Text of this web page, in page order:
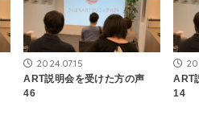
2024.07.15
ART説明会を受けた方の声
46
ART
14